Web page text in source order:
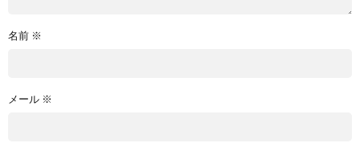
名前 ※
メール ※